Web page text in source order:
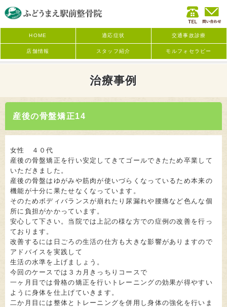
HOME 適応症状 交通事故診療
店舗情報 スタッフ紹介 モルフォセラピー
治療事例
産後の骨盤矯正14
女性 ４０代
産後の骨盤矯正を行い安定してきてゴールできたため卒業して
いただきました。
産後の骨盤はゆがみや筋肉が使いづらくなっているため本来の
機能が十分に果たせなくなっています。
そのためボディバランスが崩れたり尿漏れや腰痛など色んな個
所に負担がかかっています。
安心して下さい。当院では上記の様な方での症例の改善を行っ
ております。
改善するには日ごろの生活の仕方も大きな影響がありますので
アドバイスを実践して
生活の水準を上げましょう。
今回のケースでは３カ月きっちりコースで
一ヶ月目では骨格の矯正を行いトレーニングの効果が得やすい
ように身体を仕上げていきます。
二か月目には整体とトレーニングを併用し身体の強化を行いま